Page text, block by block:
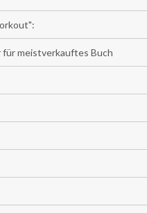
für meistverkauftes Buch